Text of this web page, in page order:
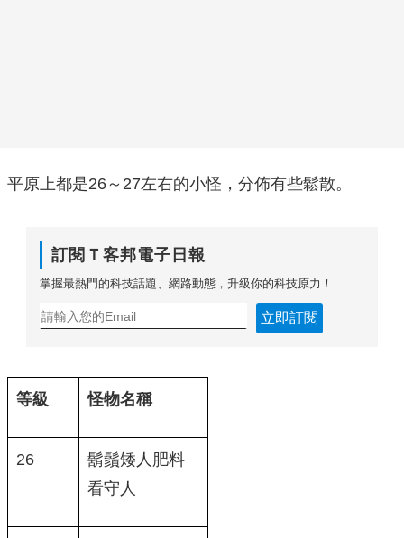
平原上都是26～27左右的小怪，分佈有些鬆散。
訂閱Ｔ客邦電子日報
掌握最熱門的科技話題、網路動態，升級你的科技原力！
立即訂閱
等級 怪物名稱
26
鬍鬚矮人肥料
看守人